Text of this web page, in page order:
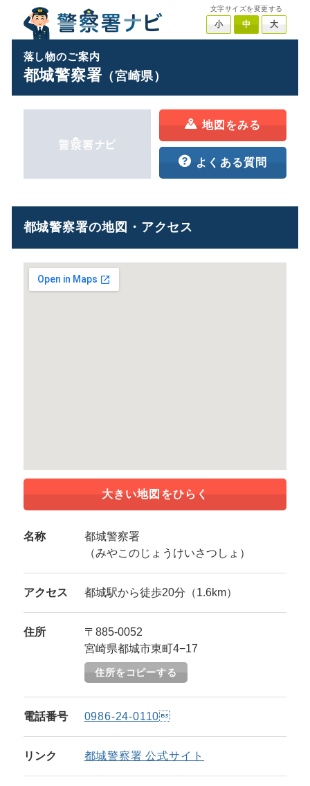
文字サイズを変更する
小 中 大
落し物のご案内
都城警察署（宮崎県）
地図をみる
よくある質問
都城警察署の地図・アクセス
大きい地図をひらく
名称
都城警察署
（みやこのじょうけいさつしょ）
アクセス 都城駅から徒歩20分（1.6km）
住所
〒885-0052
宮崎県都城市東町4−17
住所をコピーする
電話番号 0986-24-0110
リンク 都城警察署 公式サイト